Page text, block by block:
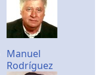
Manuel
Rodríguez